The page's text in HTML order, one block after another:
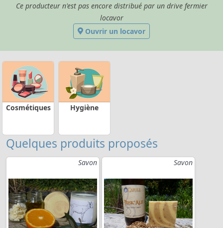
Ce producteur n'est pas encore distribué par un drive fermier
locavor
Ouvrir un locavor
Cosmétiques Hygiène
Quelques produits proposés
Savon Savon